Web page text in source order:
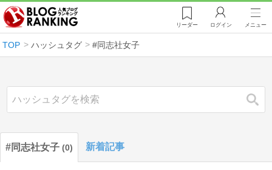
リーダー ログイン メニュー
TOP ハッシュタグ #同志社女子
検索
#同志社女子 0 新着記事